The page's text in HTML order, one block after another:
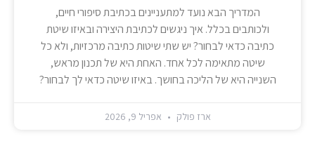
המדריך הבא נועד למתעניינים בכתיבת סיפורי חיים,
ולכותבים בכלל. איך ניגשים לכתיבת היצירה ובאיזו שיטת
כתיבה כדאי לבחור? יש שתי שיטות כתיבה מרכזיות, ולא כל
שיטה מתאימה לכל אחד. האחת היא של תכנון מראש,
השנייה היא של הליכה בחושך. באיזו שיטה כדאי לך לבחור?
ארז פולק אפריל 9, 2026